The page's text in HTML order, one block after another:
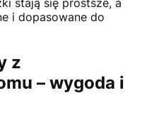
i dopasowane do
z
– wygoda i